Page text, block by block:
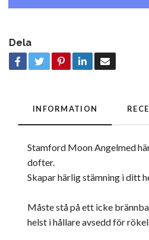
Dela
INFORMATION
Stamford Moon Angelmed
dofter.
Skapar härlig stämning i ditt
Måste stå på ett icke
helst i hållare avsedd för